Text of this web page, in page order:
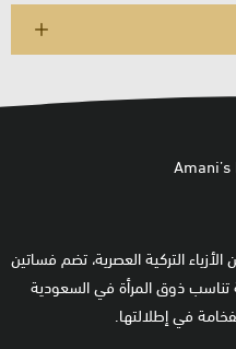
التركية العصرية، تضم فساتين
تناسب ذوق المرأة في السعودية
في إطلالتها.